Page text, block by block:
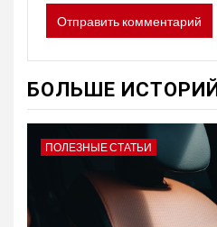
БОЛЬШЕ ИСТОРИЙ
ПОЛЕЗНЫЕ СТАТЬИ